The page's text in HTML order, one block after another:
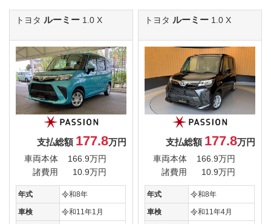
トヨタ ルーミー 1.0 X
支払総額 177.8万円
車両本体
166.9万円
諸費用
10.9万円
年式 令和8年
車検 令和11年1月
トヨタ ルーミー 1.0 X
支払総額 177.8万円
車両本体
166.9万円
諸費用
10.9万円
年式 令和8年
車検 令和11年4月